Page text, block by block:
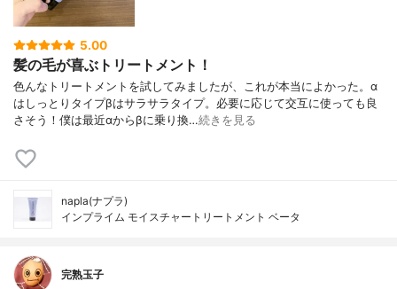
5.00
髪の毛が喜ぶトリートメント！
色んなトリートメントを試してみましたが、これが本当によかった。α
はしっとりタイプβはサラサラタイプ。必要に応じて交互に使っても良
さそう！僕は最近αからβに乗り換…続きを見る
napla(ナプラ)
インプライム モイスチャートリートメント ベータ
完熟玉子